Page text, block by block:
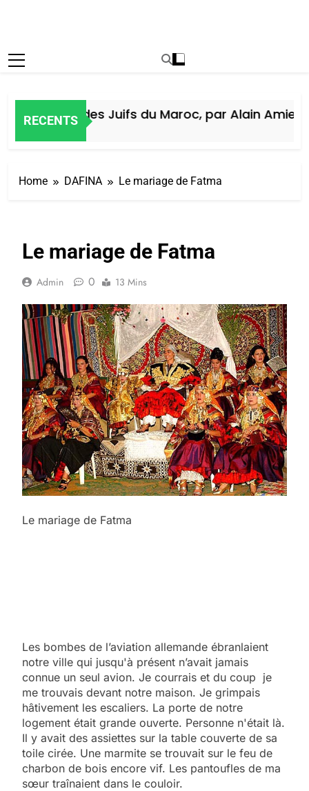
RECENTS
Histoire des Juifs du Maroc, par Alain Amiel
Home DAFINA Le mariage de Fatma
Le mariage de Fatma
Admin 0 13 Mins
Le mariage de Fatma
Les bombes de l’aviation allemande ébranlaient
notre ville qui jusqu'à présent n’avait jamais
connue un seul avion. Je courrais et du coup je
me trouvais devant notre maison. Je grimpais
hâtivement les escaliers. La porte de notre
logement était grande ouverte. Personne n'était là.
Il y avait des assiettes sur la table couverte de sa
toile cirée. Une marmite se trouvait sur le feu de
charbon de bois encore vif. Les pantoufles de ma
sœur traînaient dans le couloir.